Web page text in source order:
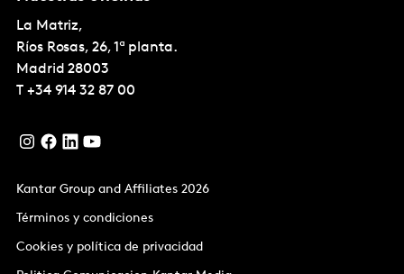
La Matriz,
Ríos Rosas, 26, 1ª planta.
Madrid 28003
T +34 914 32 87 00
Kantar Group and Affiliates 2026
Términos y condiciones
Cookies y política de privacidad